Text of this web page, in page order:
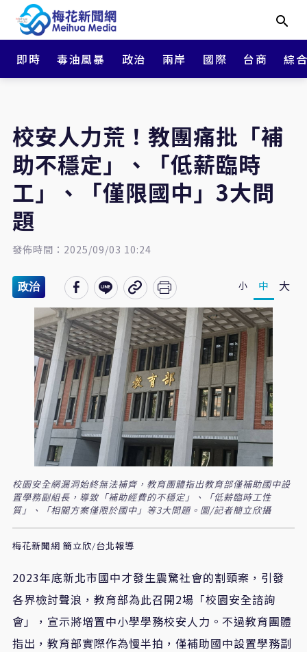
即時 毒油風暴 政治 兩岸 國際 台商 綜
校安人力荒！教團痛批「補
助不穩定」、「低薪臨時
工」、「僅限國中」3大問
題
發佈時間：2025/09/03 10:24
政治 小 中 大
校園安全網漏洞始終無法補齊，教育團體指出教育部僅補助國中設
置學務副組長，導致「補助經費的不穩定」、「低薪臨時工性
質」、「相關方案僅限於國中」等3大問題。圖/記者簡立欣攝
梅花新聞網 簡立欣/台北報導
2023年底新北市國中才發生震驚社會的割頸案，引發
各界檢討聲浪，教育部為此召開2場「校園安全諮詢
會」，宣示將增置中小學學務校安人力。不過教育團體
指出，教育部實際作為慢半拍，僅補助國中設置學務副